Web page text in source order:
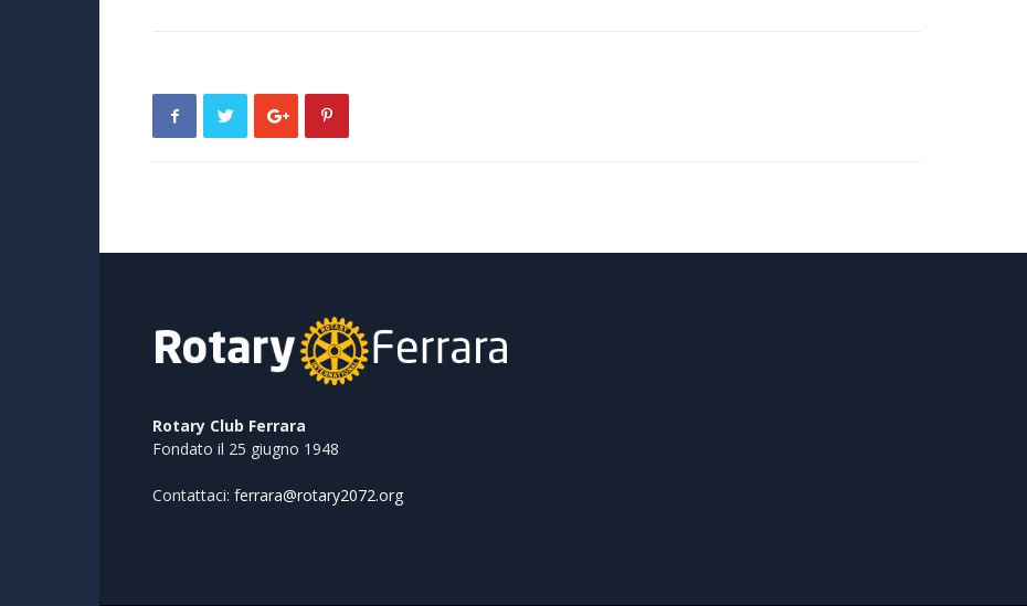
Rotary Club Ferrara
Fondato il 25 giugno 1948
Contattaci: ferrara@rotary2072.org